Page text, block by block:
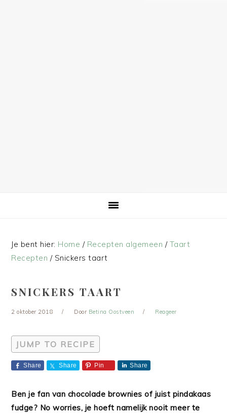
Je bent hier: Home / Recepten algemeen / Taart
Recepten /Snickers taart
SNICKERS TAART
2 oktober 2018 Door Betina Oostveen Reageer
JUMP TO RECIPE
Share Share Pin Share
Ben je fan van chocolade brownies of juist pindakaas
fudge? No worries, je hoeft namelijk nooit meer te